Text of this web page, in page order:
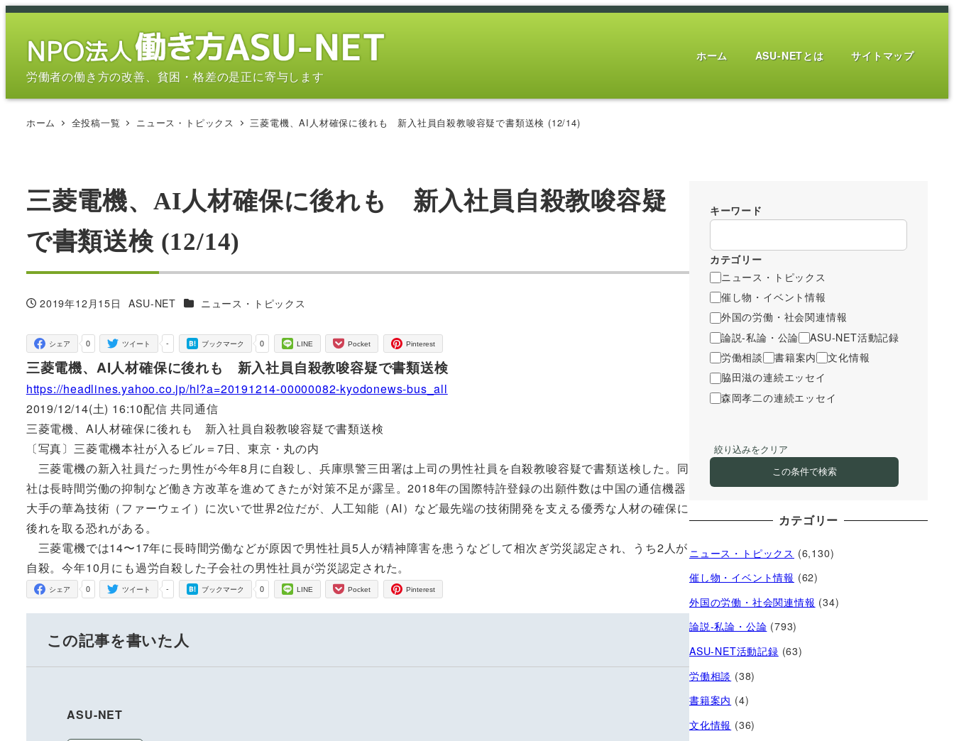
メ
労働者の働き方の改善、貧困・格差の是正に寄与します
ホーム ASU-NETとは サイトマップ
ホーム 全投稿一覧 ニュース・トピックス 三菱電機、AI人材確保に後れも 新入社員自殺教唆容疑で書類送検 (12/14)
三菱電機、AI人材確保に後れも 新入社員自殺教唆容疑
で書類送検 (12/14)
投稿日
2019年12月15日
著
ASU-NET カテゴリー
ニュース・トピックス
0
シェア -
ツイート 0
ブックマーク LINE Pocket Pinterest
三菱電機、AI人材確保に後れも 新入社員自殺教唆容疑で書類送検
https://headlines.yahoo.co.jp/hl?a=20191214-00000082-kyodonews-bus_all
2019/12/14(土) 16:10配信 共同通信
三菱電機、AI人材確保に後れも 新入社員自殺教唆容疑で書類送検
〔写真〕三菱電機本社が入るビル＝7日、東京・丸の内
三菱電機の新入社員だった男性が今年8月に自殺し、兵庫県警三田署は上司の男性社員を自殺教唆容疑で書類送検した。同
社は長時間労働の抑制など働き方改革を進めてきたが対策不足が露呈。2018年の国際特許登録の出願件数は中国の通信機器
大手の華為技術（ファーウェイ）に次いで世界2位だが、人工知能（AI）など最先端の技術開発を支える優秀な人材の確保に
後れを取る恐れがある。
三菱電機では14〜17年に長時間労働などが原因で男性社員5人が精神障害を患うなどして相次ぎ労災認定され、うち2人が
自殺。今年10月にも過労自殺した子会社の男性社員が労災認定された。
0
シェア -
ツイート 0
ブックマーク LINE Pocket Pinterest
この記事を書いた人
ASU-NET
キーワード
カテゴリー
ニュース・トピックス
催し物・イベント情報
外国の労働・社会関連情報
論説-私論・公論
ASU-NET活動記録
労働相談
書籍案内
文化情報
脇田滋の連続エッセイ
森岡孝二の連続エッセイ
絞り込みをクリア
この条件で検索
カテゴリー
ニュース・トピックス (6,130)
催し物・イベント情報 (62)
外国の労働・社会関連情報 (34)
論説-私論・公論 (793)
ASU-NET活動記録 (63)
労働相談 (38)
書籍案内 (4)
文化情報 (36)